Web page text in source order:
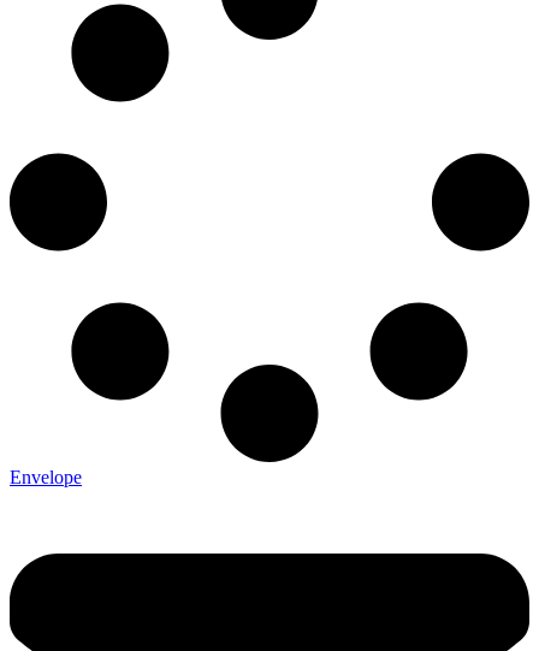
Envelope